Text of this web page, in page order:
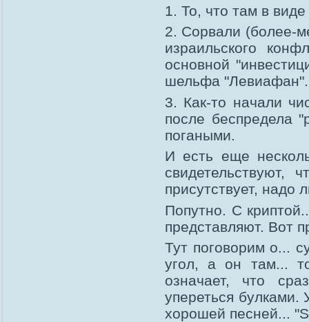
1. То, что там в
2. Сорвали (более-
израильского
основной
шельфа "Левиафан".
3. Как-то начали
после беспредела
погаными.
И есть еще
присутствует, надо
Попутно. С
представляют. Вот
Тут поговорим о...
угол, а он там...
означает, что
упереться булками.
хорошей песней...